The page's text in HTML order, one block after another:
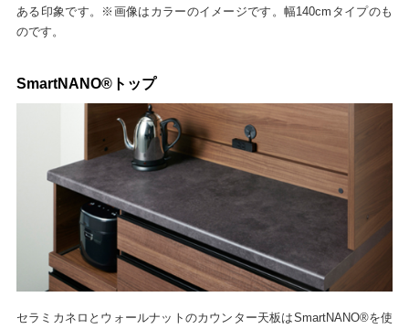
ある印象です。※画像はカラーのイメージです。幅140cmタイプのも
のです。
SmartNANO®トップ
セラミカネロとウォールナットのカウンター天板はSmartNANO®を使